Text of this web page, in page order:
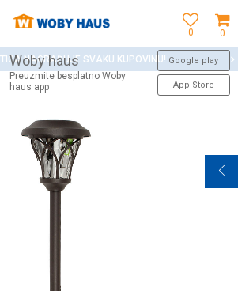
0
0
Woby haus
Preuzmite besplatno Woby
haus app
Google play
App Store
NAGRAĐUJE SVAKU KUPOVINU!